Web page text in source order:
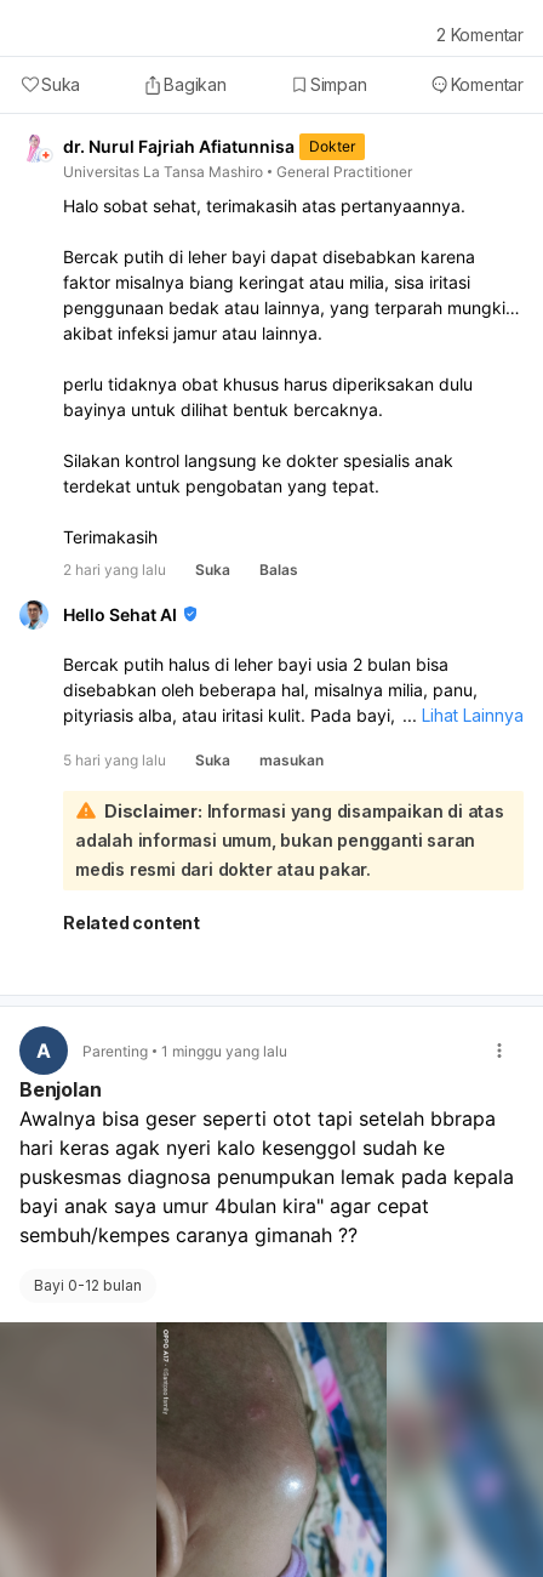
Suka Bagikan Simpan Komentar
2 Komentar
dr. Nurul Fajriah Afiatunnisa
Dokter
Universitas La Tansa Mashiro
General Practitioner
Halo sobat sehat, terimakasih atas pertanyaannya.
Bercak putih di leher bayi dapat disebabkan karena
faktor misalnya biang keringat atau milia, sisa iritasi
penggunaan bedak atau lainnya, yang terparah mungkin
akibat infeksi jamur atau lainnya.
perlu tidaknya obat khusus harus diperiksakan dulu
bayinya untuk dilihat bentuk bercaknya.
Silakan kontrol langsung ke dokter spesialis anak
terdekat untuk pengobatan yang tepat.
Terimakasih
2 hari yang lalu Suka Balas
Hello Sehat AI
Bercak putih halus di leher bayi usia 2 bulan bisa
disebabkan oleh beberapa hal, misalnya milia, panu,
pityriasis alba, atau iritasi kulit. Pada bayi, sering juga
menempel di lipatan leher. Sebaiknya periksa ke dokter
anak atau dokter kulit untuk memastikan penyebabnya:
Sementara ini, jaga area leher tetap bersih dan kering,
mandikan dengan lembut, lalu oleskan pelembap bayi bila
kulit tampak kering. Hindari menggosok terlalu keras atau
memakai produk yang beraroma. Jika bercaknya makin
banyak, merah, gatal, basah, atau bayi tampak tidak
... Lihat Lainnya
5 hari yang lalu Suka masukan
Disclaimer: Informasi yang disampaikan di atas
adalah informasi umum, bukan pengganti saran
medis resmi dari dokter atau pakar.
Related content
A Parenting 1 minggu yang lalu
Benjolan
Awalnya bisa geser seperti otot tapi setelah bbrapa
hari keras agak nyeri kalo kesenggol sudah ke
puskesmas diagnosa penumpukan lemak pada kepala
bayi anak saya umur 4bulan kira" agar cepat
sembuh/kempes caranya gimanah ??
Bayi 0-12 bulan